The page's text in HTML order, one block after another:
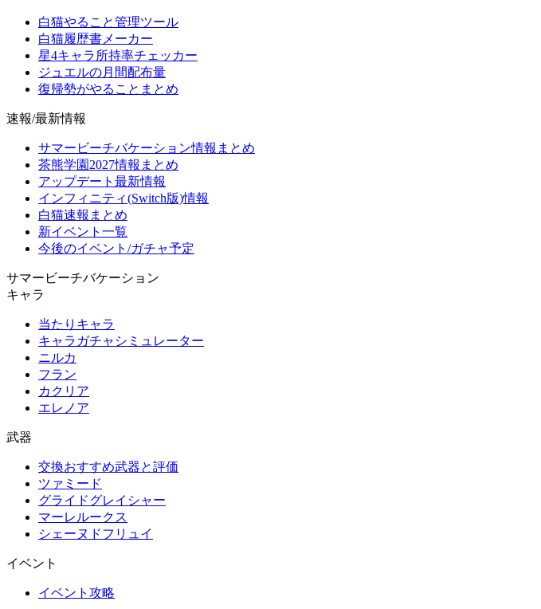
白猫やること管理ツール
白猫履歴書メーカー
星4キャラ所持率チェッカー
ジュエルの月間配布量
復帰勢がやることまとめ
速報/最新情報
サマービーチバケーション情報まとめ
茶熊学園2027情報まとめ
アップデート最新情報
インフィニティ(Switch版)情報
白猫速報まとめ
新イベント一覧
今後のイベント/ガチャ予定
サマービーチバケーション
キャラ
当たりキャラ
キャラガチャシミュレーター
ニルカ
フラン
カクリア
エレノア
武器
交換おすすめ武器と評価
ツァミード
グライドグレイシャー
マーレルークス
シェーヌドフリュイ
イベント
イベント攻略